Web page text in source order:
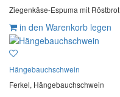
Ziegenkäse-Espuma mit
in den Warenkorb legen
Hängebauchschwein
Ferkel, Hängebauchschwein